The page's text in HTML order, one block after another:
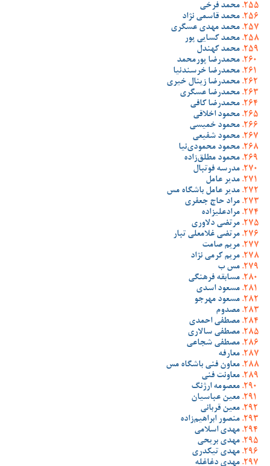
محمد فرخی
محمد قاسمی نژاد
محمد مهدی عسگری
محمد کسایی پور
محمد کهندل
محمدرضا پورمحمد
محمدرضا خرسندنیا
محمدرضا زینال خیری
محمدرضا عسگری
محمدرضا کافی
محمود اخلاقی
محمود خمیسی
محمود شفیعی
محمود محمودی‌نیا
محمود مطلق‌زاده
مدرسه فوتبال
مدیر عامل
مدیر عامل باشگاه مس
مراد حاج جعفری
مرادعلیزاده
مرتضی دلاوری
مرتضی غلامعلی تبار
مریم صامت
مریم کرمی نژاد
مس ب
مسابقه فرهنگی
مسعود اسدی
مسعود مهرجو
مصدوم
مصطفی احمدی
مصطفی سالاری
مصطفی شجاعی
معارفه
معاون فنی باشگاه مس
معاونت فنی
معصومه ارژنگ
معین عباسیان
معین قربانی
منصور ابراهیم‌زاده
مهدی اسلامی
مهدی بریحی
مهدی تیکدری
مهدی دغاغله